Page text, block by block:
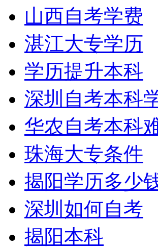
山西自考学费
湛江大专学历
学历提升本科
深圳自考本科
华农自考本科
珠海大专条件
揭阳学历多少
深圳如何自考
揭阳本科